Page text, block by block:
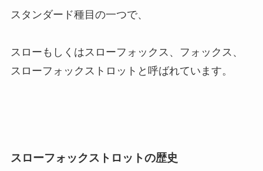
スタンダード種目の一つで、
スローもしくはスローフォックス、フォックス、
スローフォックストロットと呼ばれています。
スローフォックストロットの歴史